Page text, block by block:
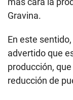
Gravina.
En este
advertido que
producción,
reducción de